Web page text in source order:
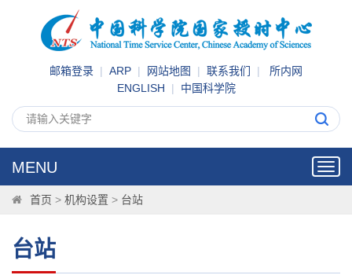
邮箱登录 | ARP | 网站地图 | 联系我们 | 所内网
ENGLISH | 中国科学院
MENU
首页 > 机构设置 > 台站
台站